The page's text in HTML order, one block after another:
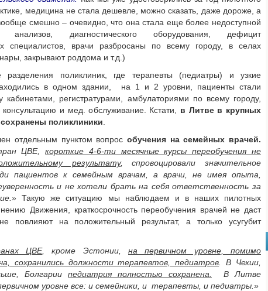
медицина не стала дешевле, можно сказать, даже дороже, а
смешно – очевидно, что она стала еще более недоступной
анализов, диагностического оборудования, дефицит
специалистов, врачи разбросаны по всему городу, в селах
закрывают роддома и т.д.)
разделения поликлиник, где терапевты (педиатры) и узкие
в одном здании, на 1 и 2 уровни, пациенты стали
кабинетами, регистратурами, амбулаториями по всему городу,
консультацию и мед. обслуживание. Кстати, в Литве в крупных
поликлиники
отдельным пунктом вопрос обучения на семейных врачей.
ЦВЕ,короткие 4-6-ти месячные курсы переобучения не
результату, спровоцировали значительное
пациентов к семейным врачам, а врачи, не имея опыта,
и не хотели брать на себя ответственность за
Такую же ситуацию мы наблюдаем и в наших пилотных
Движения, краткосрочность переобучения врачей не даст
повлияют на положительный результат, а только усугубит
ЦВЕ, кроме Эстонии, на первичном уровне, помимо
сохранились должности терапевтов, педиатров . В Чехии,
Болгарии педиатрия полностью сохранена.
В Литве
уровне все: и семейники, и терапевты, и педиатры.»